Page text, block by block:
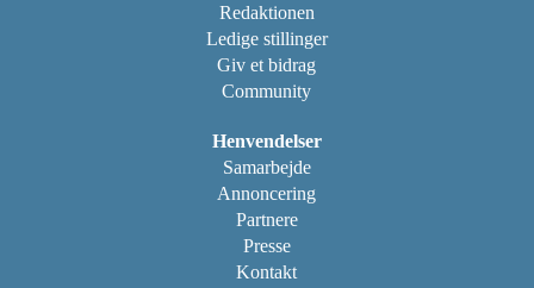
Redaktionen
Ledige stillinger
Giv et bidrag
Community
Henvendelser
Samarbejde
Annoncering
Partnere
Presse
Kontakt